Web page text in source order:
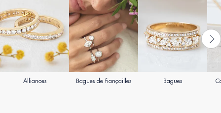
Alliances Bagues de fiançailles Bagues